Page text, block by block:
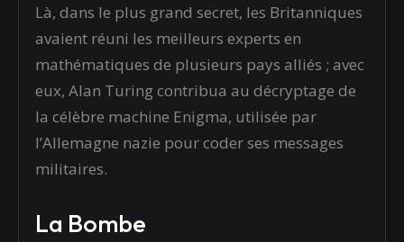
Là, dans le plus grand secret, les Britanniques
avaient réuni les meilleurs experts en
mathématiques de plusieurs pays alliés ; avec
eux, Alan Turing contribua au décryptage de
la célèbre machine Enigma, utilisée par
l’Allemagne nazie pour coder ses messages
militaires.
La Bombe